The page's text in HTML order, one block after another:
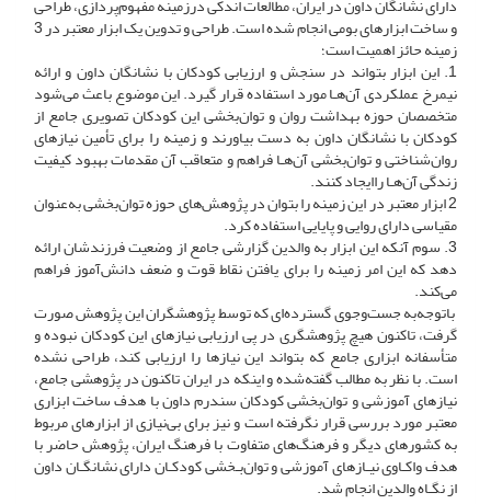
دارای نشانگان داون در ایران، مطالعات اندکی درزمینه مفهوم‌پردازی، طراحی
و ساخت ابزارهای بومی انجام شده است. طراحی و تدوین یک ابزار معتبر در 3
زمینه حائز اهمیت است؛
1. این ابزار بتواند در سنجش و ارزیابی کودکان با نشانگان داون و ارائه
نیمرخ عملکردی آن‌هـا مورد استفاده قرار گیرد. این موضوع باعث می‌شود
متخصصان حوزه بهداشت روان و توان‌بخشی این کودکان تصویری جامع از
کودکان با نشانگان داون به دست بیاورند و زمینه را برای تأمین نیازهای
روان‌شناختی و توان‌بخشی آن‌هـا فراهم و متعاقب آن مقدمات بهبود کیفیت
زندگی آن‌هـا راایجاد کنند.
2 ابزار معتبر در این زمینه را بتوان در پژوهش‌های حوزه توان‌بخشی به‌عنوان
مقیاسی دارای روایی و پایایی استفاده کرد.
3. سوم آنکه این ابزار به والدین گزارشی جامع از وضعیت فرزندشان ارائه
‌دهد که این امر زمینه را برای یافتن نقاط قوت و ضعف دانش‌آموز فراهم
می‌کند.
باتوجه‌به جست‌وجوی گسترده‌ای که توسط پژوهشگران این پژوهش صورت
گرفت، تاکنون هیچ پژوهشگری در پی ارزیابی نیازهای این کودکان نبوده و
متأسفانه ابزاری جامع که بتواند این نیازها را ارزیابی کند، طراحی نشده
است. با نظر به مطالب گفته‌شده و اینکه در ایران تاکنون در پژوهشی جامع،
نیازهای آموزشی و توان‌بخشی کودکان سندرم داون با هدف ساخت ابزاری
معتبر مورد بررسی قرار نگرفته است و نیز برای بی‌نیازی از ابزارهای مربوط
به کشورهای دیگر و فرهنگ‌های متفاوت با فرهنگ ایران، پژوهش حاضر با
هدف واکـاوی نیـازهای آموزشی و توان‌بـخشی کودکـان دارای نشانگـان داون
از نگـاه والدین انجام شد.